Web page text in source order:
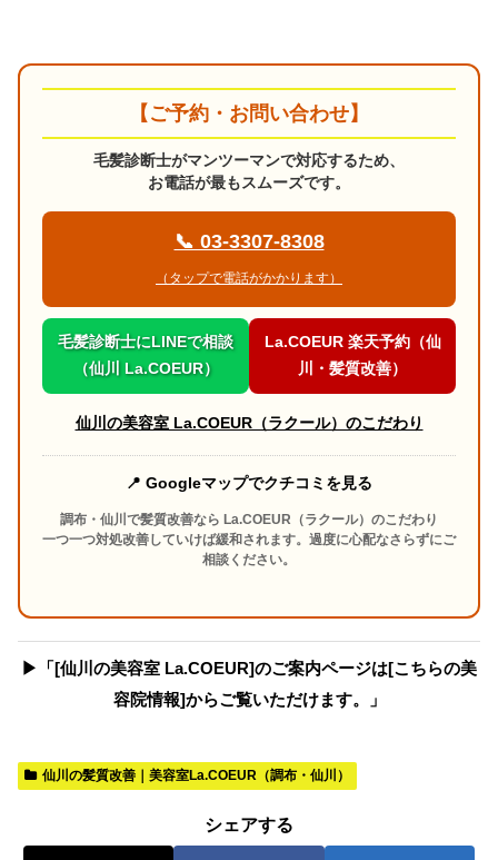
【ご予約・お問い合わせ】
毛髪診断士がマンツーマンで対応するため、
お電話が最もスムーズです。
📞 03-3307-8308
（タップで電話がかかります）
毛髪診断士にLINEで相談
（仙川 La.COEUR）
La.COEUR 楽天予約（仙
川・髪質改善）
仙川の美容室 La.COEUR（ラクール）のこだわり
📍 Googleマップでクチコミを見る
調布・仙川で髪質改善なら La.COEUR（ラクール）のこだわり
一つ一つ対処改善していけば緩和されます。過度に心配なさらずにご
相談ください。
▶︎「[仙川の美容室 La.COEUR]のご案内ページは[こちらの美
容院情報]からご覧いただけます。」
仙川の髪質改善｜美容室La.COEUR（調布・仙川）
シェアする